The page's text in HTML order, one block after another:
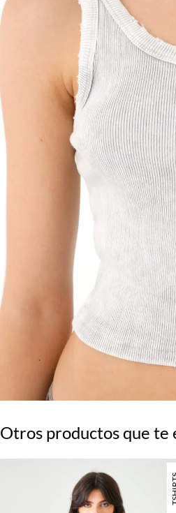
Otros productos que te